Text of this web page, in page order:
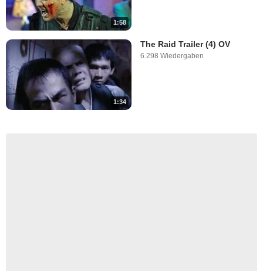
1:58
1:34
The Raid Trailer (4) OV
6.298 Wiedergaben